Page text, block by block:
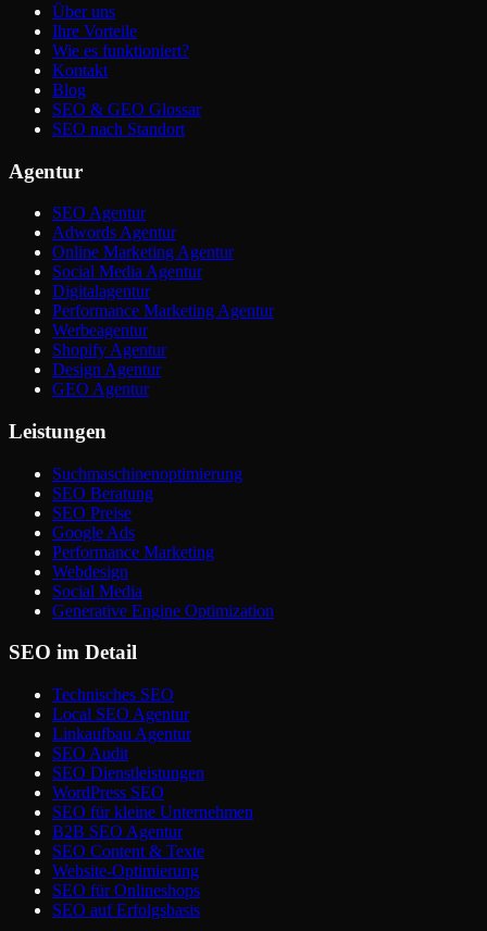
Über uns
Ihre Vorteile
Wie es funktioniert?
Kontakt
Blog
SEO & GEO Glossar
SEO nach Standort
Agentur
SEO Agentur
Adwords Agentur
Online Marketing Agentur
Social Media Agentur
Digitalagentur
Performance Marketing Agentur
Werbeagentur
Shopify Agentur
Design Agentur
GEO Agentur
Leistungen
Suchmaschinenoptimierung
SEO Beratung
SEO Preise
Google Ads
Performance Marketing
Webdesign
Social Media
Generative Engine Optimization
SEO im Detail
Technisches SEO
Local SEO Agentur
Linkaufbau Agentur
SEO Audit
SEO Dienstleistungen
WordPress SEO
SEO für kleine Unternehmen
B2B SEO Agentur
SEO Content & Texte
Website-Optimierung
SEO für Onlineshops
SEO auf Erfolgsbasis